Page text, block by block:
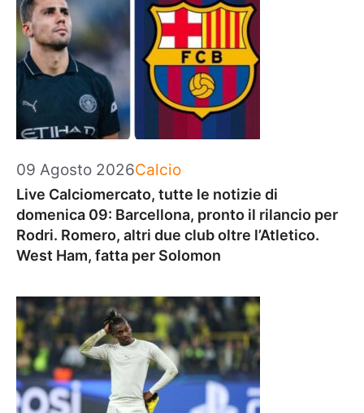
09 Agosto 2026Categorie
Calcio
Live Calciomercato, tutte le notizie di
domenica 09: Barcellona, pronto il rilancio per
Rodri. Romero, altri due club oltre l’Atletico.
West Ham, fatta per Solomon